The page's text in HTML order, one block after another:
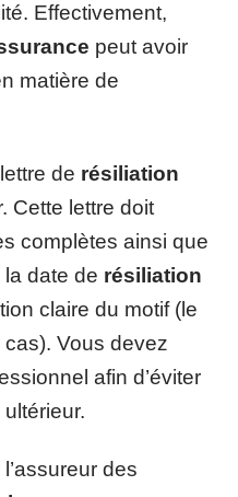
Effectivement,
peut avoir
matière de
de résiliation
Cette lettre doit
complètes ainsi que
date de résiliation
claire du motif (le
Vous devez
afin d’éviter
des